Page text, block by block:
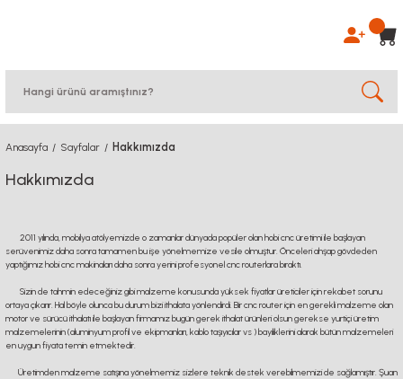
Anasayfa Sayfalar Hakkımızda
Hakkımızda
2011 yılında, mobilya atölyemizde o zamanlar dünyada popüler olan hobi cnc üretimi ile başlayan
serüvenimiz daha sonra tamamen bu işe yönelmemize vesile olmuştur. Önceleri ahşap gövdeden
yaptığımız hobi cnc makinaları daha sonra yerini profesyonel cnc routerlara bıraktı.
Sizin de tahmin edeceğiniz gibi malzeme konusunda yüksek fiyatlar üreticiler için rekabet sorunu
ortaya çıkarır. Hal böyle olunca bu durum bizi ithalata yönlendirdi. Bir cnc router için en gerekli malzeme olan
motor ve sürücü ithalatı ile başlayan firmamız bugün gerek ithalat ürünleri olsun gerekse yurtiçi üretim
malzemelerinin (aluminyum profil ve ekipmanları, kablo taşıyıcılar vs ) bayiliklerini alarak bütün malzemeleri
en uygun fiyata temin etmektedir.
Üretimden malzeme satışına yönelmemiz sizlere teknik destek verebilmemizi de sağlamıştır. Şuan